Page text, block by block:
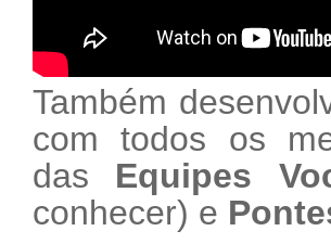
Também
com todos os
das Equipes
conhecer) e